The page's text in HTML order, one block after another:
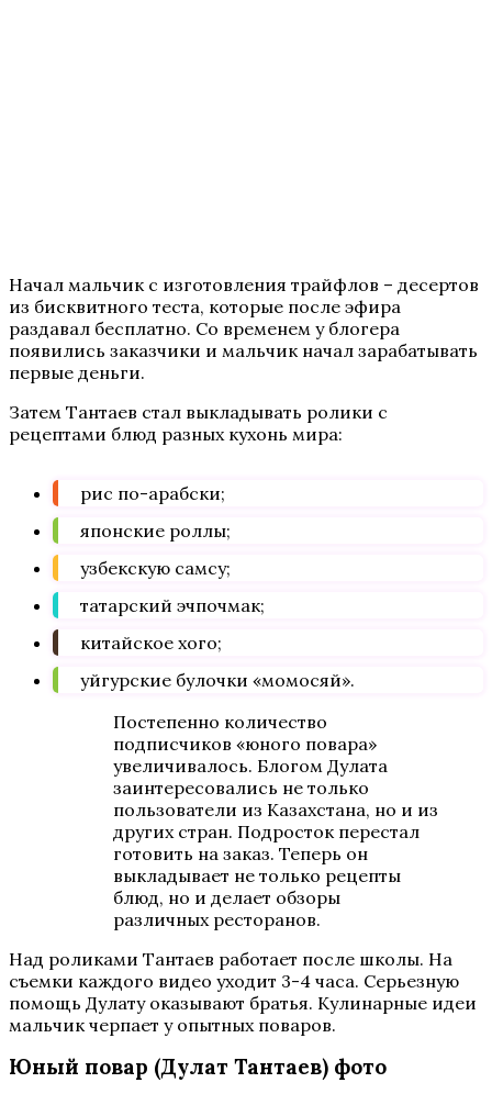
Начал мальчик с изготовления трайфлов – десертов
из бисквитного теста, которые после эфира
раздавал бесплатно. Со временем у блогера
появились заказчики и мальчик начал зарабатывать
первые деньги.
Затем Тантаев стал выкладывать ролики с
рецептами блюд разных кухонь мира:
рис по-арабски;
японские роллы;
узбекскую самсу;
татарский эчпочмак;
китайское хого;
уйгурские булочки «момосяй».
Постепенно количество
подписчиков «юного повара»
увеличивалось. Блогом Дулата
заинтересовались не только
пользователи из Казахстана, но и из
других стран. Подросток перестал
готовить на заказ. Теперь он
выкладывает не только рецепты
блюд, но и делает обзоры
различных ресторанов.
Над роликами Тантаев работает после школы. На
съемки каждого видео уходит 3-4 часа. Серьезную
помощь Дулату оказывают братья. Кулинарные идеи
мальчик черпает у опытных поваров.
Юный повар (Дулат Тантаев) фото